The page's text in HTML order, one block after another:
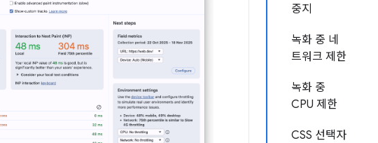
중지
녹화 중 네
트워크 제한
녹화 중
CPU 제한
CSS 선택자